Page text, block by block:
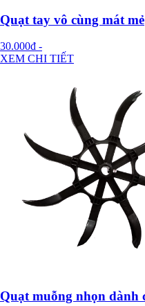
Quạt tay vô cùng mát mẻ
30.000đ -
XEM CHI TIẾT
Quạt muỗng nhọn dành